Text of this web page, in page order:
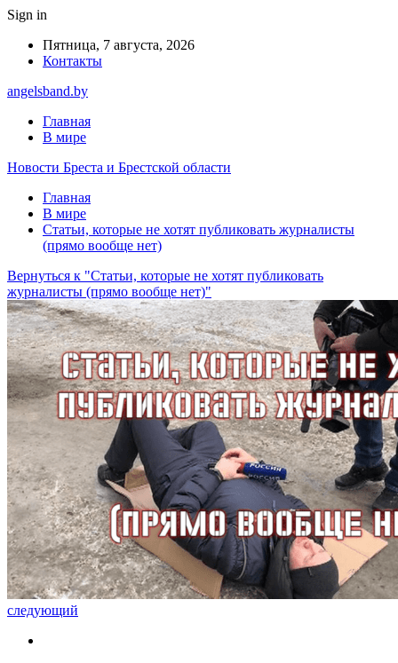
Sign in
Пятница, 7 августа, 2026
Контакты
angelsband.by
Главная
В мире
Новости Бреста и Брестской области
Главная
В мире
Статьи, которые не хотят публиковать журналисты
(прямо вообще нет)
Вернуться к "Статьи, которые не хотят публиковать
журналисты (прямо вообще нет)"
следующий